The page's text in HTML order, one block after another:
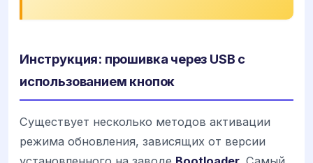
Инструкция: прошивка через USB с
использованием кнопок
Существует несколько методов активации
режима обновления, зависящих от версии